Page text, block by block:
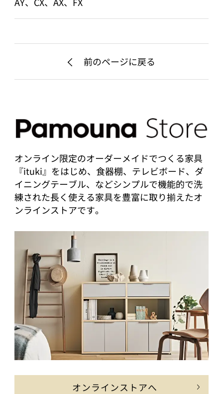
前のページに戻る
オンライン限定のオーダーメイドでつくる家具
『ituki』をはじめ、食器棚、テレビボード、ダ
イニングテーブル、などシンプルで機能的で洗
練された長く使える家具を豊富に取り揃えたオ
ンラインストアです。
オンラインストアへ